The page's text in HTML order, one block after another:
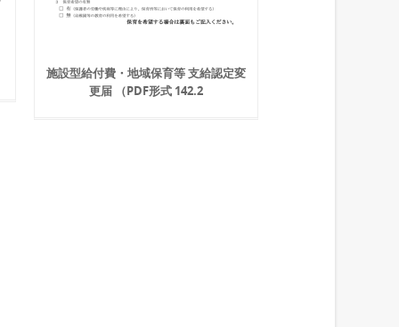
施設型給付費・地域保育等 支給認定変
更届 （PDF形式 142.2